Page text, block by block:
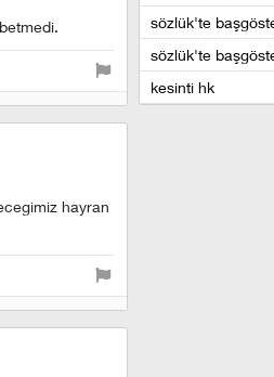
hayran
sözlük'te
sözlük'te
kesinti hk